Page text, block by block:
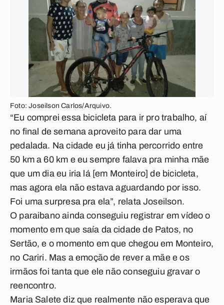
Foto: Joseilson Carlos/Arquivo.
“Eu comprei essa bicicleta para ir pro trabalho, aí
no final de semana aproveito para dar uma
pedalada. Na cidade eu já tinha percorrido entre
50 km a 60 km e eu sempre falava pra minha mãe
que um dia eu iria lá [em Monteiro] de bicicleta,
mas agora ela não estava aguardando por isso.
Foi uma surpresa pra ela”, relata Joseilson.
O paraibano ainda conseguiu registrar em vídeo o
momento em que saía da cidade de Patos, no
Sertão, e o momento em que chegou em Monteiro,
no Cariri. Mas a emoção de rever a mãe e os
irmãos foi tanta que ele não conseguiu gravar o
reencontro.
Maria Salete diz que realmente não esperava que